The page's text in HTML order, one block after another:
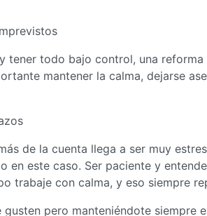
tener todo bajo control, una
mantener la calma, dejarse
de la cuenta llega a ser muy
en este caso. Ser paciente y
trabaje con calma, y eso siempre
pero manteniéndote siempre